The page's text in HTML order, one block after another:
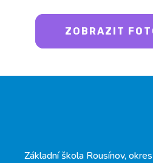
ZOBRAZIT
Základní škola Rousínov,